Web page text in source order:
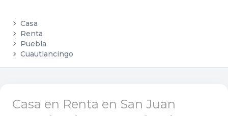
Casa
Renta
Puebla
Cuautlancingo
Casa en Renta en San Juan